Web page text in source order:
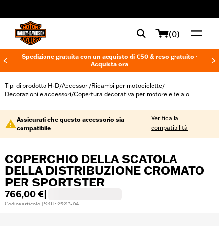
(0)
Spedizione gratuita con un acquisto di €50 & reso gratuito -
Acquista ora
Tipi di prodotto H-D/Accessori/Ricambi per motociclette/
Decorazioni e accessori/Copertura decorativa per motore e telaio
Assicurati che questo accessorio sia
compatibile
Verifica la
compatibilità
COPERCHIO DELLA SCATOLA
DELLA DISTRIBUZIONE CROMATO
PER SPORTSTER
766,00 €
Codice articolo | SKU: 25213-04